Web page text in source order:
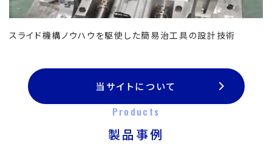
スライド機構ノウハウを駆使した簡易治工具の設計技術
当サイトについて
Products
製品事例